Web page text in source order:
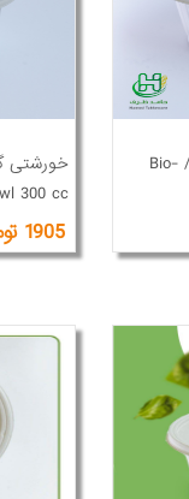
300 cc
1905 تومان
خورشتی با درب 300 شیاری ویتا / Bio-